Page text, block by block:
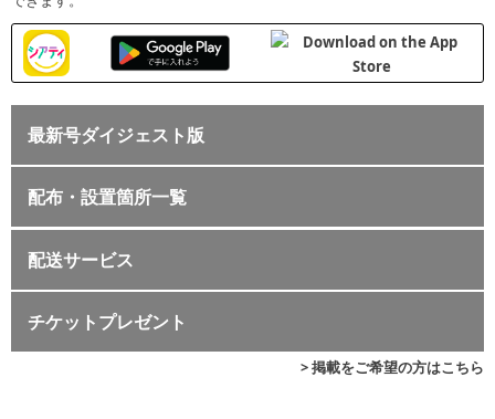
最新号ダイジェスト版
配布・設置箇所一覧
配送サービス
チケットプレゼント
> 掲載をご希望の方はこちら